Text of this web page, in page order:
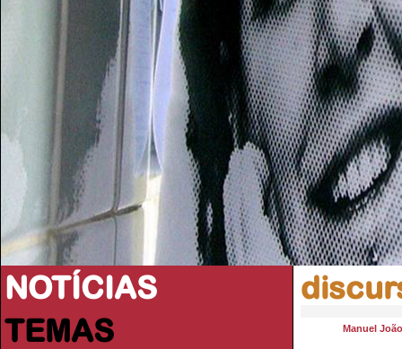
NOTÍCIAS
TEMAS
Manuel